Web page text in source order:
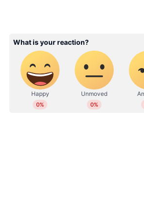
PP
2017 മുതല്‍ ഏഷ്യാനെറ്റ്
എഡിറ്റര്‍. ഡെവലപ്മെന്റ്റ്
പോസ്റ്റ് ഗ്രാജുവേറ്റ്
വാർത്തകൾ, സംസ്ഥാന,
ആരോഗ്യം തുടങ്ങിയ
മാധ്യമപ്രവര്‍ത്തന കാലയളവില്‍
ഫീച്ചറുകള്‍, അഭിമുഖങ്ങള്‍,
ഡിജിറ്റല്‍ മീഡിയകളില്‍